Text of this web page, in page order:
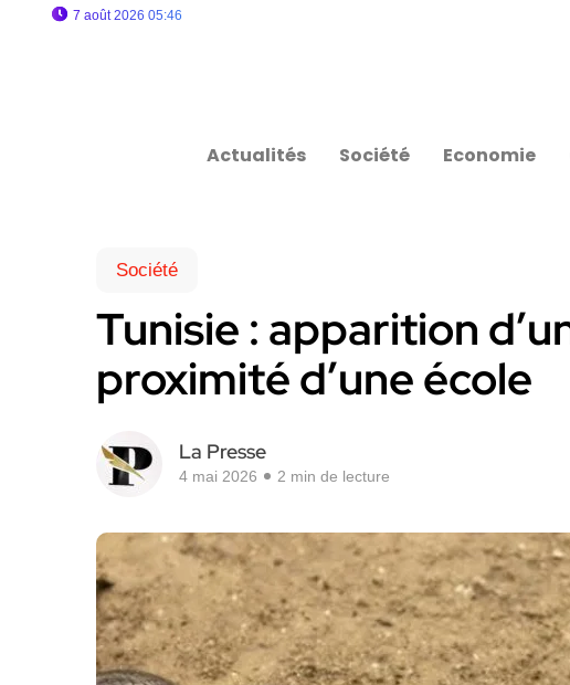
7 août 2026 05:46
Actualités Société Economie
Société
Tunisie : apparition
proximité d’une école
La Presse
4 mai 2026 2 min de lecture